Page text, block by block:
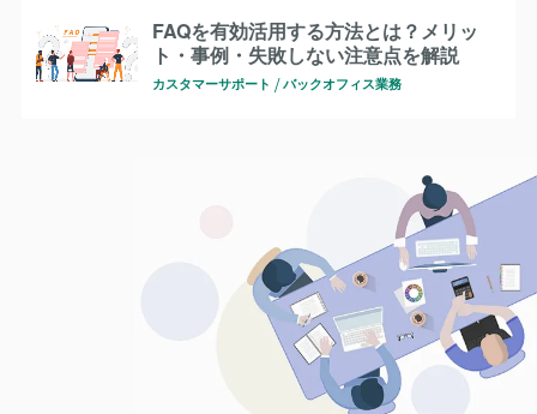
FAQを有効活用する方法とは？メリッ
ト・事例・失敗しない注意点を解説
カスタマーサポート バックオフィス業務